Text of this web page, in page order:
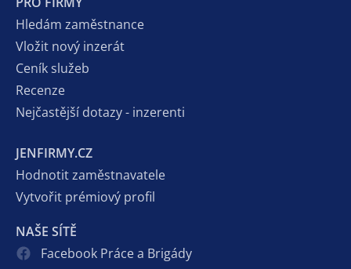
Hledám zaměstnance
Vložit nový inzerát
Ceník služeb
Recenze
Nejčastější dotazy - inzerenti
JENFIRMY.CZ
Hodnotit zaměstnavatele
Vytvořit prémiový profil
NAŠE SÍTĚ
Facebook Práce a Brigády